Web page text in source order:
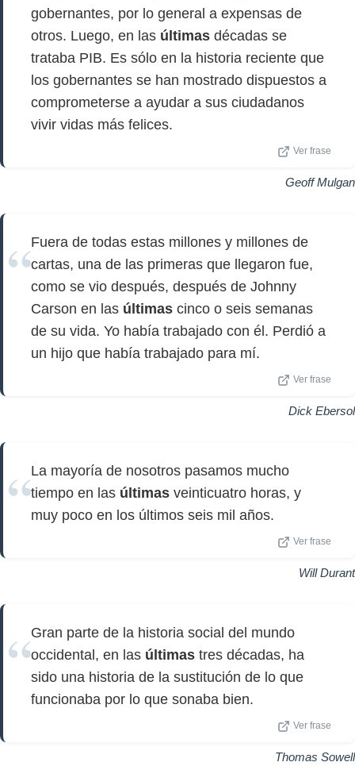
gobernantes, por lo general a expensas de
otros. Luego, en las últimas décadas se
trataba PIB. Es sólo en la historia reciente que
los gobernantes se han mostrado dispuestos a
comprometerse a ayudar a sus ciudadanos
vivir vidas más felices.
Ver frase
Geoff Mulgan
Fuera de todas estas millones y millones de
cartas, una de las primeras que llegaron fue,
como se vio después, después de Johnny
Carson en las últimas cinco o seis semanas
de su vida. Yo había trabajado con él. Perdió a
un hijo que había trabajado para mí.
Ver frase
Dick Ebersol
La mayoría de nosotros pasamos mucho
tiempo en las últimas veinticuatro horas, y
muy poco en los últimos seis mil años.
Ver frase
Will Durant
Gran parte de la historia social del mundo
occidental, en las últimas tres décadas, ha
sido una historia de la sustitución de lo que
funcionaba por lo que sonaba bien.
Ver frase
Thomas Sowell